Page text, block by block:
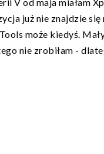
już nie znajdzie
może kiedyś.
nie zrobiłam -